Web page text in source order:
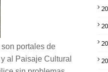
son portales de
al Paisaje Cultural